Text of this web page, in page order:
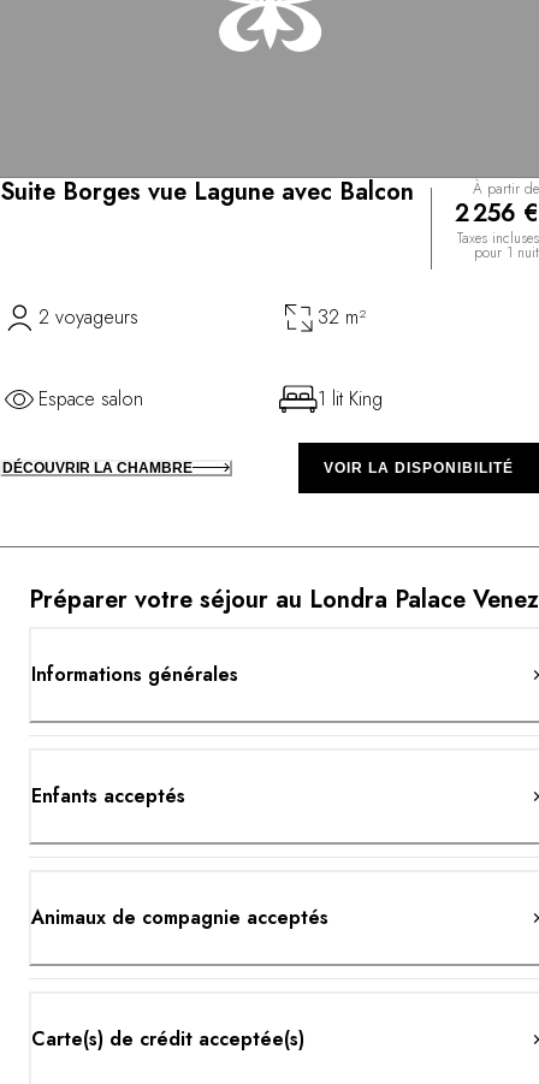
Préparer votre séjour au Londra Palace
Informations générales
Enfants acceptés
Animaux de compagnie acceptés
Carte(s) de crédit acceptée(s)
Suite Borges vue Lagune avec Balcon À partir de
2 256 €
Taxes incluses
pour 1 nuit
2 voyageurs 32 m²
Espace salon 1 lit King
DÉCOUVRIR LA CHAMBRE VOIR LA DISPONIBILITÉ